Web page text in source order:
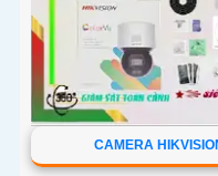
CAMERA